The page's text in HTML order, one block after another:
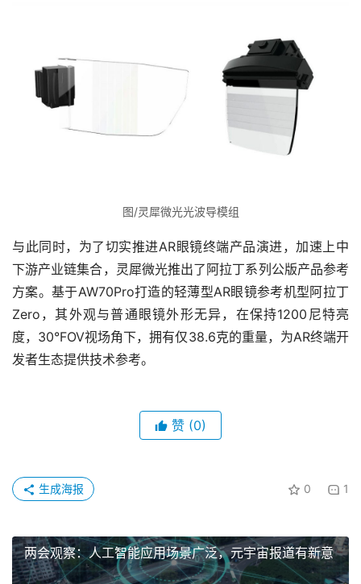
图/灵犀微光光波导模组
与此同时，为了切实推进AR眼镜终端产品演进，加速上中
下游产业链集合，灵犀微光推出了阿拉丁系列公版产品参考
方案。基于AW70Pro打造的轻薄型AR眼镜参考机型阿拉丁
Zero，其外观与普通眼镜外形无异，在保持1200尼特亮
度，30°FOV视场角下，拥有仅38.6克的重量，为AR终端开
发者生态提供技术参考。
赞 (0)
0 1
生成海报
两会观察：人工智能应用场景广泛，元宇宙报道有新意